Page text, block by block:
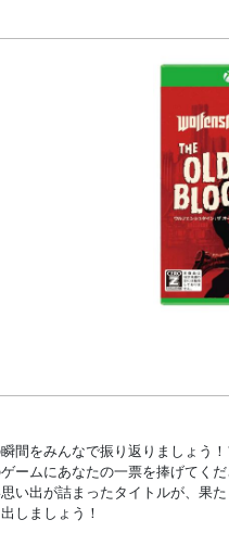
間をみんなで振り返りましょう
ームにあなたの一票を捧げてく
い出が詰まったタイトルが、果
しましょう！